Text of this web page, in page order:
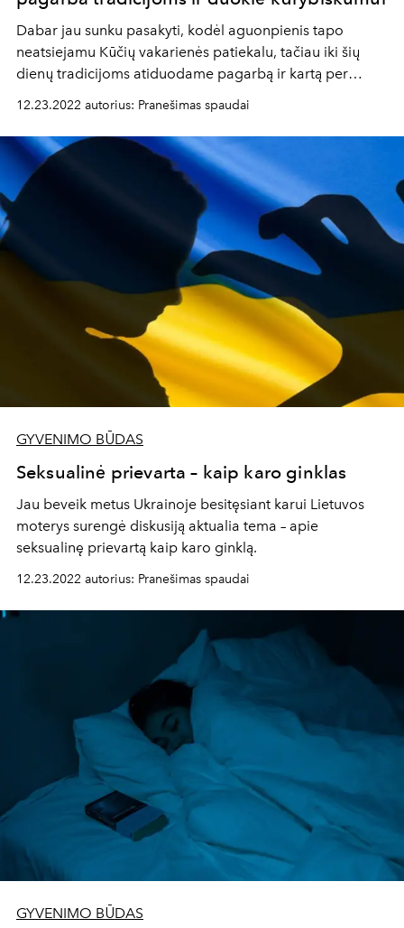
Dabar jau sunku pasakyti, kodėl aguonpienis tapo
neatsiejamu Kūčių vakarienės patiekalu, tačiau iki šių
dienų tradicijoms atiduodame pagarbą ir kartą per
metus malame trapias sėklytes, kad patiektume ant stalo
aguonpienį. Vis dėlto, tradicijų galima laikytis ir
kūrybiškai – paverskite aguonpienį ledais ar „panna
cotta“.
12.23.2022 autorius: Pranešimas spaudai
GYVENIMO BŪDAS
Seksualinė prievarta – kaip karo ginklas
Jau beveik metus Ukrainoje besitęsiant karui Lietuvos
moterys surengė diskusiją aktualia tema – apie
seksualinę prievartą kaip karo ginklą.
12.23.2022 autorius: Pranešimas spaudai
GYVENIMO BŪDAS